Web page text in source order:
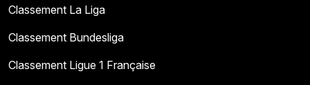
Classement La Liga
Classement Bundesliga
Classement Ligue 1 Française